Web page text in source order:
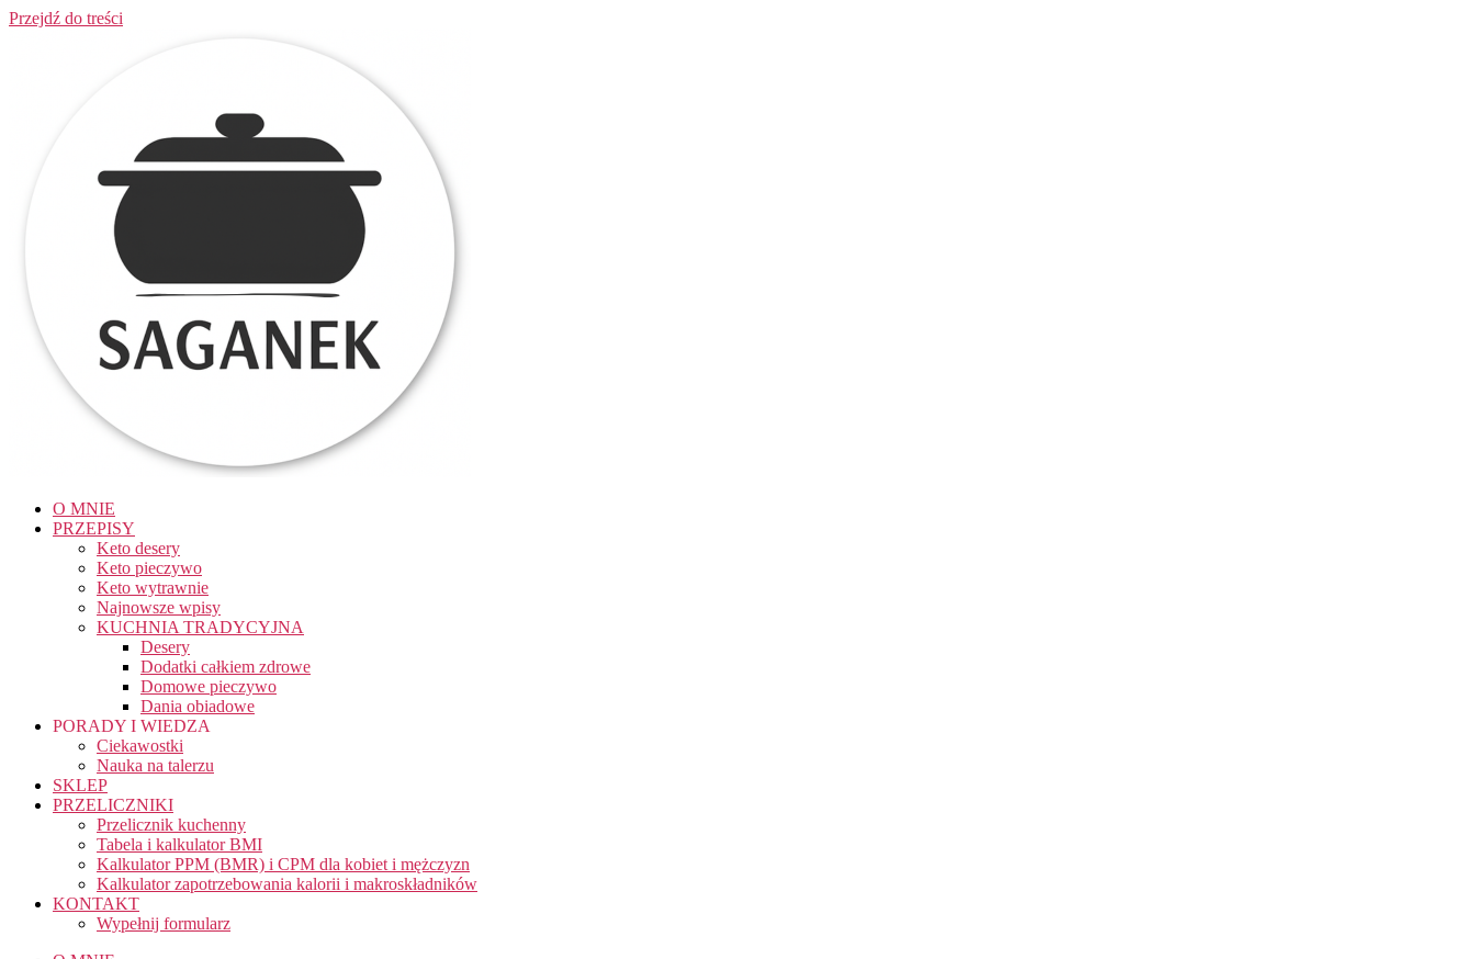
Przejdź do treści
O MNIE
PRZEPISY
Keto desery
Keto pieczywo
Keto wytrawnie
Najnowsze wpisy
KUCHNIA TRADYCYJNA
Desery
Dodatki całkiem zdrowe
Domowe pieczywo
Dania obiadowe
PORADY I WIEDZA
Ciekawostki
Nauka na talerzu
SKLEP
PRZELICZNIKI
Przelicznik kuchenny
Tabela i kalkulator BMI
Kalkulator PPM (BMR) i CPM dla kobiet i mężczyzn
Kalkulator zapotrzebowania kalorii i makroskładników
KONTAKT
Wypełnij formularz